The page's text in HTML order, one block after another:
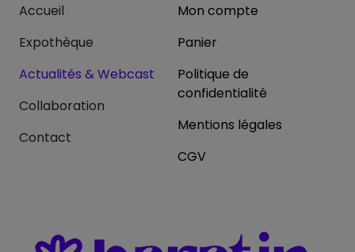
Accueil
Expothèque
Actualités & Webcast
Collaboration
Contact
Mon compte
Panier
Politique de
confidentialité
Mentions légales
CGV